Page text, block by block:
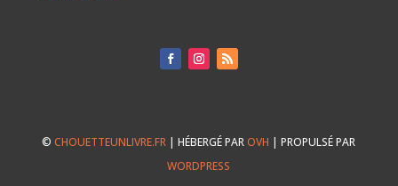
©CHOUETTEUNLIVRE.FR | HÉBERGÉ PAROVH | PROPULSÉ PAR
WORDPRESS